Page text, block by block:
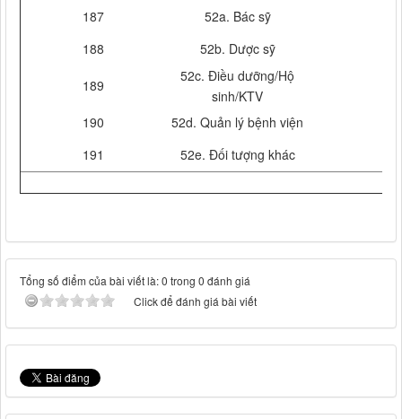
187
52a. Bác sỹ
188
52b. Dược sỹ
189
52c. Điều dưỡng/Hộ
sinh/KTV
190
52d. Quản lý bệnh viện
191
52e. Đối tượng khác
Tổng số điểm của bài viết là: 0 trong 0 đánh giá
Click để đánh giá bài viết